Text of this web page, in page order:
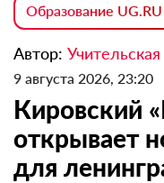
Образование UG.RU
Автор: Учительская
9 августа 2026, 23:20
Кировский
открывает
для